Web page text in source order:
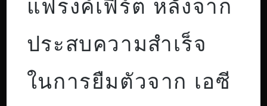
แฟรงค์เฟิร์ต หลังจาก
ประสบความสำเร็จ
ในการยืมตัวจาก เอซี